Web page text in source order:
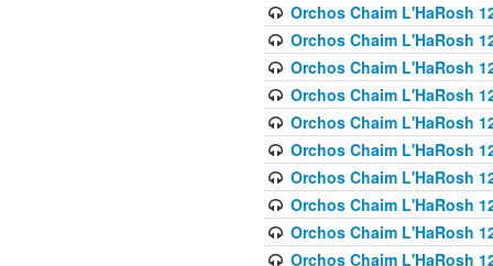
Orchos Chaim L'HaRosh
Orchos Chaim L'HaRosh
Orchos Chaim L'HaRosh
Orchos Chaim L'HaRosh
Orchos Chaim L'HaRosh
Orchos Chaim L'HaRosh
Orchos Chaim L'HaRosh
Orchos Chaim L'HaRosh
Orchos Chaim L'HaRosh
Orchos Chaim L'HaRosh